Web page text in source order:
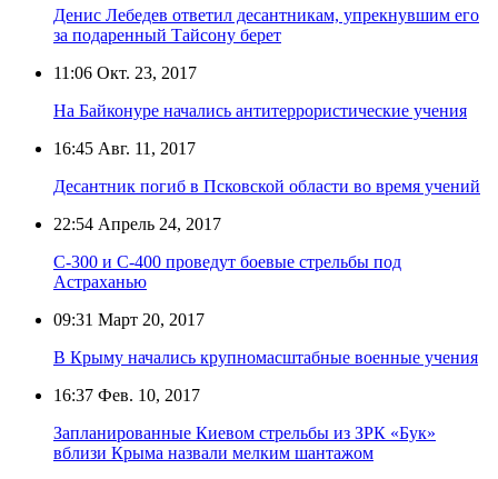
Денис Лебедев ответил десантникам, упрекнувшим его
за подаренный Тайсону берет
11:06 Окт. 23, 2017
На Байконуре начались антитеррористические учения
16:45 Авг. 11, 2017
Десантник погиб в Псковской области во время учений
22:54 Апрель 24, 2017
С-300 и С-400 проведут боевые стрельбы под
Астраханью
09:31 Март 20, 2017
В Крыму начались крупномасштабные военные учения
16:37 Фев. 10, 2017
Запланированные Киевом стрельбы из ЗРК «Бук»
вблизи Крыма назвали мелким шантажом